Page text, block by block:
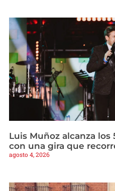
Luis Muñoz alcanza
con una gira que
agosto 4, 2026